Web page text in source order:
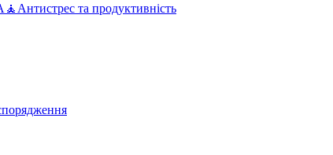
🧘 Антистрес та продуктивність